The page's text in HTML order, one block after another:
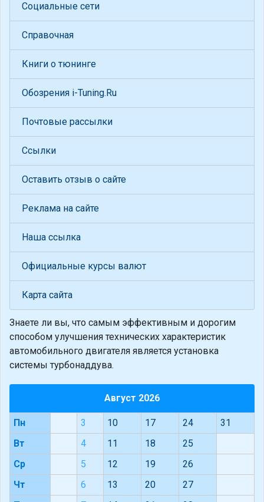
Социальные сети
Справочная
Книги о тюнинге
Обозрения i-Tuning.Ru
Почтовые рассылки
Ссылки
Оставить отзыв о сайте
Реклама на сайте
Наша ссылка
Официальные курсы валют
Карта сайта
Знаете ли вы, что самым эффективным и дорогим
способом улучшения технических характеристик
автомобильного двигателя является установка
системы турбонаддува.
Август 2026
Пн 3 10 17 24
31
Вт
4 11 18
25
Ср
5 12 19
26
Чт
6 13 20
27